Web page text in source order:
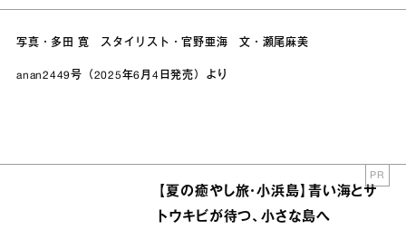
写真・多田 寛 スタイリスト・官野亜海 文・瀬尾麻美
anan2449号（2025年6月4日発売）より
【夏の癒やし旅・小浜島】青い海とサ
トウキビが待つ、小さな島へ
PR